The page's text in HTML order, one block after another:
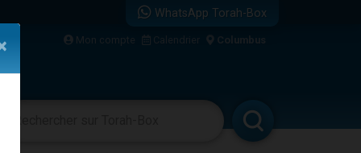
WhatsApp Torah-Box
Mon compte Calendrier Columbus